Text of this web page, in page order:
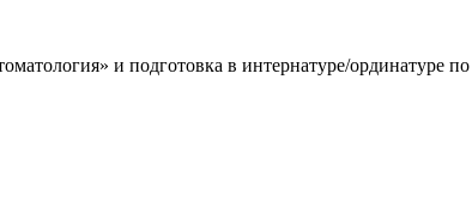
и подготовка в интернатуре/ординатуре